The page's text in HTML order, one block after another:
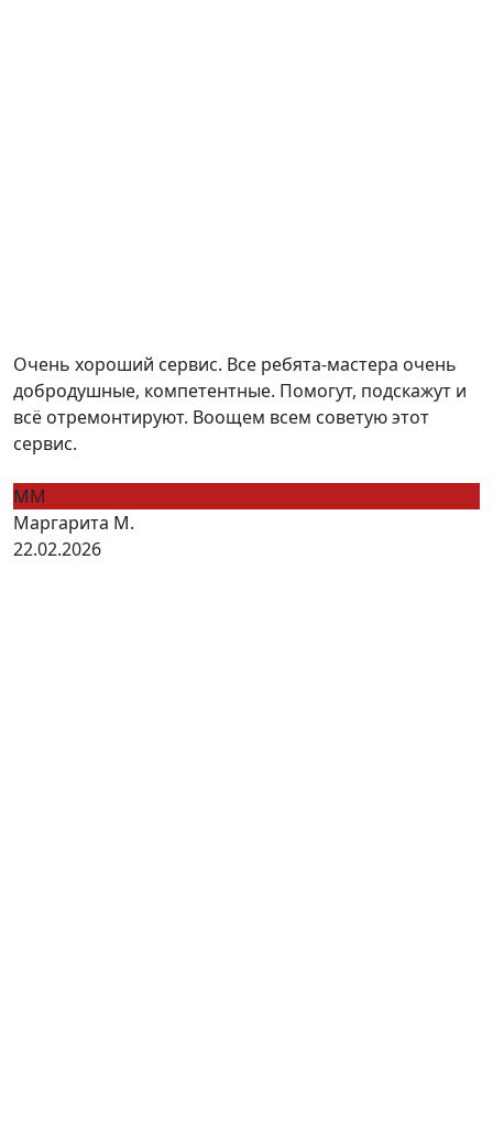
Очень хороший сервис. Все ребята-мастера очень
добродушные, компетентные. Помогут, подскажут и
всё отремонтируют. Воощем всем советую этот
сервис.
ММ
Маргарита М.
22.02.2026